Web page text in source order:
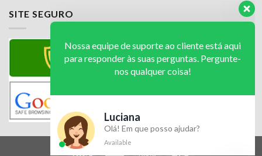
SITE SEGURO
Luciana
Olá! Em que posso ajudar?
Olá! Em que posso ajudar?
Available